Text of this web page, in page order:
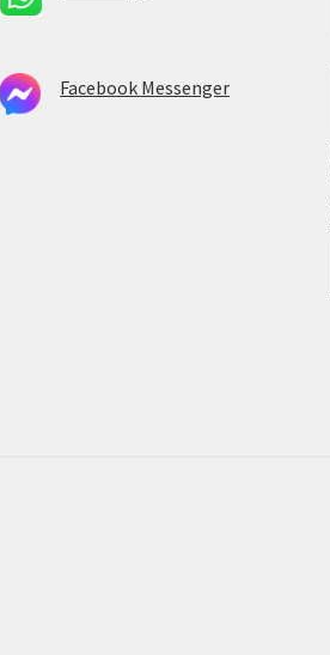
Facebook Messenger